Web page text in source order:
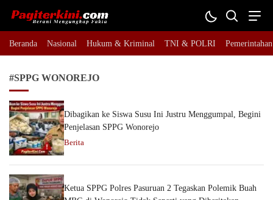
Pagiterkini.com
Berani Mengungkap Fakta
Beranda Nasional Hukum & Kriminal TNI & POLRI Pemerintahan
#SPPG WONOREJO
Dibagikan ke Siswa Susu Ini Justru Menggumpal, Begini
Penjelasan SPPG Wonorejo
Berita
Ketua SPPG Polres Pasuruan 2 Tegaskan Polemik Buah